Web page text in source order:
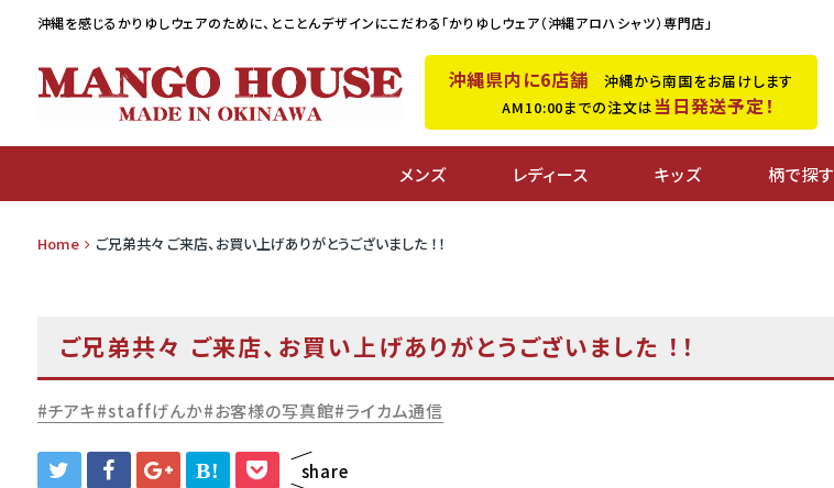
沖縄を感じるかりゆしウェアのために、 とことんデザインにこだわる「かりゆしウェア（沖縄アロハシャツ）専門店」
沖縄県内に6店舗 沖縄から南国をお届けします
AM10:00までの注文は当日発送予定！
メンズ レディース キッズ 柄で探す
Home ご兄弟共々 ご来店、お買い上げありがとうございました ！！
ご兄弟共々 ご来店、お買い上げありがとうございました ！！
チアキ staffげんか お客様の写真館 ライカム通信
B! share